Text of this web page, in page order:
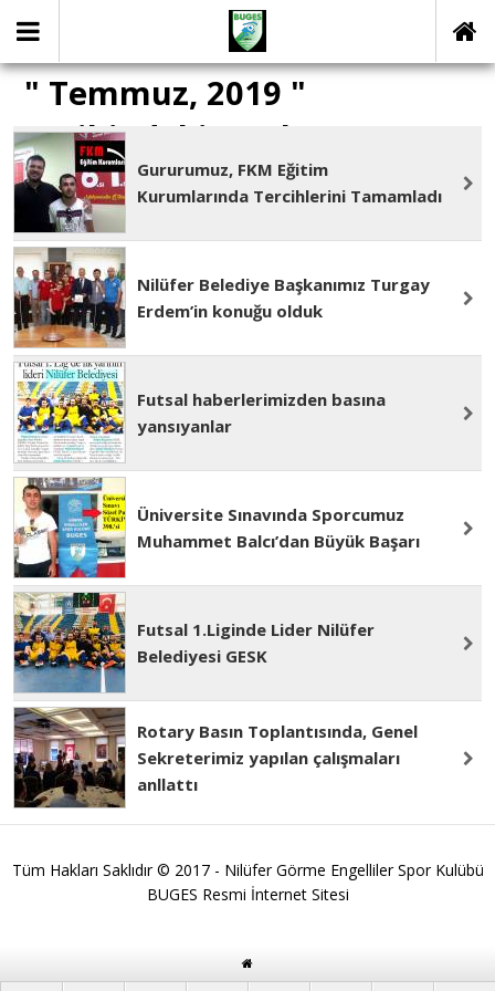
" Temmuz, 2019 "
Tarihindeki yazılar
Gururumuz, FKM Eğitim
Kurumlarında Tercihlerini Tamamladı
Nilüfer Belediye Başkanımız Turgay
Erdem’in konuğu olduk
Futsal haberlerimizden basına
yansıyanlar
Üniversite Sınavında Sporcumuz
Muhammet Balcı’dan Büyük Başarı
Futsal 1.Liginde Lider Nilüfer
Belediyesi GESK
Rotary Basın Toplantısında, Genel
Sekreterimiz yapılan çalışmaları
anllattı
Tüm Hakları Saklıdır © 2017 - Nilüfer Görme Engelliler Spor Kulübü
BUGES Resmi İnternet Sitesi